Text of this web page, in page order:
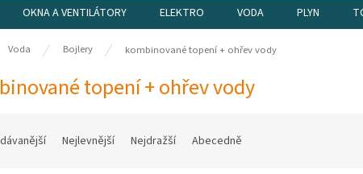
OKNA A VENTILÁTORY ELEKTRO VODA PLYN
Voda Bojlery kombinované topení + ohřev vody
topení + ohřev vody
Nejlevnější Nejdražší Abecedně